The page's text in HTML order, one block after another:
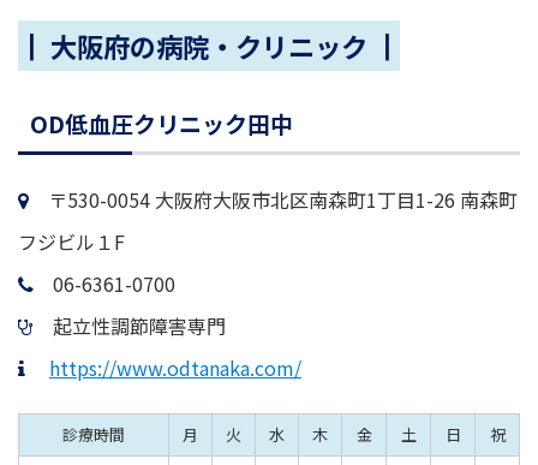
┃ 大阪府の病院・クリニック ┃
OD低血圧クリニック田中
〒530-0054 大阪府大阪市北区南森町1丁目1-26 南森町
フジビル１F
06-6361-0700
起立性調節障害専門
https://www.odtanaka.com/
診療時間 月 火 水 木 金 土 日 祝